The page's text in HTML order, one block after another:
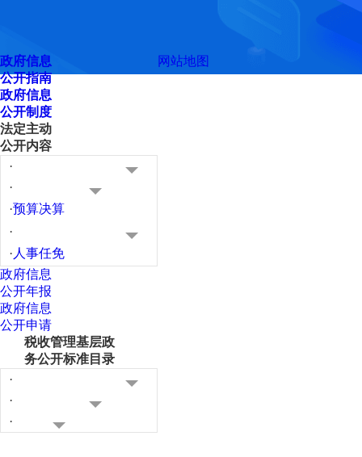
政府信息
公开指南
政府信息
公开制度
法定主动
公开内容
·
·
·预算决算
·
· 人事任免
政府信息
公开年报
政府信息
公开申请
税收管理基层政
务公开标准目录
·
·
·
网站地图